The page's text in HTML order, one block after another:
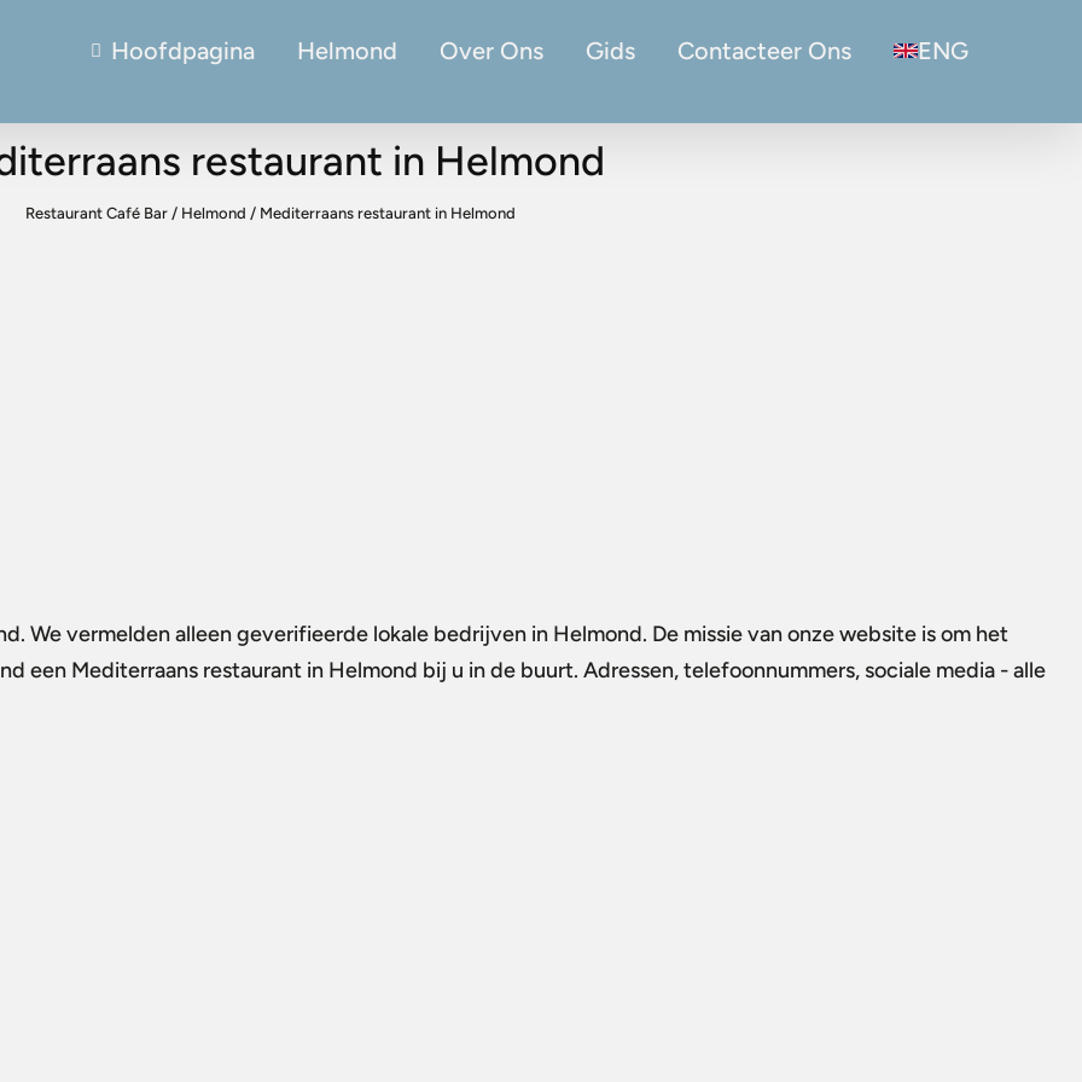
Hoofdpagina Helmond Over Ons Gids Contacteer Ons ENG
restaurant in Helmond
Restaurant Café Bar / Helmond / Mediterraans restaurant in Helmond
. We vermelden alleen geverifieerde lokale bedrijven in Helmond. De missie van onze website is om het
een Mediterraans restaurant in Helmond bij u in de buurt. Adressen, telefoonnummers, sociale media - alle